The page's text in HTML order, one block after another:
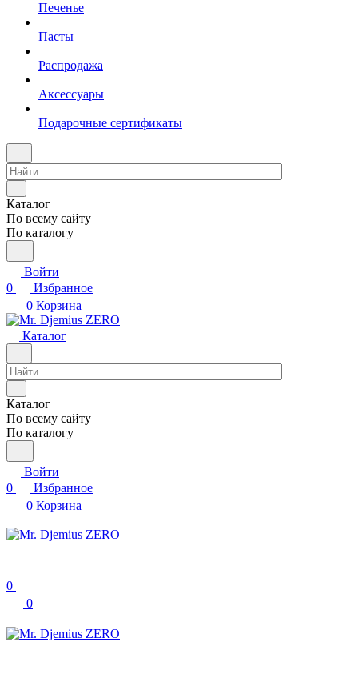
Печенье
Пасты
Распродажа
Аксессуары
Подарочные сертификаты
Каталог
По всему сайту
По каталогу
Войти
0
Избранное
0 Корзина
Каталог
Каталог
По всему сайту
По каталогу
Войти
0
Избранное
0 Корзина
0
0